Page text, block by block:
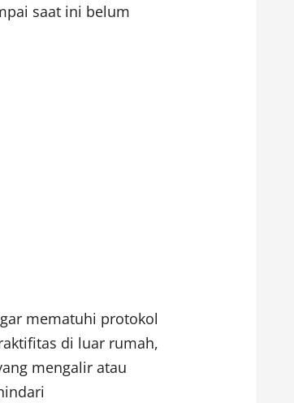
saat ini belum
mematuhi protokol
di luar rumah,
mengalir atau